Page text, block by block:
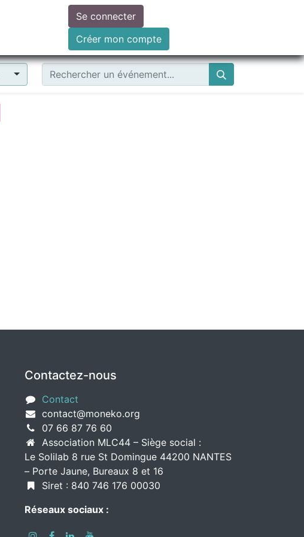
Faire un don
Se connecter
Créer mon compte
Contactez-nous
Contact
contact@moneko.org
07 66 87 76 60
Association MLC44 – Siège social :
Le Solilab 8 rue St Domingue 44200 NANTES
– Porte Jaune, Bureaux 8 et 16
Siret : 840 746 176 00030
Réseaux sociaux :